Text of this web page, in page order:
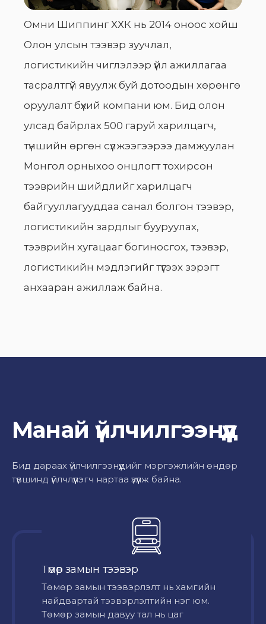
Омни Шиппинг ХХК нь 2014 оноос хойш
Олон улсын тээвэр зуучлал,
логистикийн чиглэлээр үйл ажиллагаа
тасралтгүй явуулж буй дотоодын хөрөнгө
оруулалт бүхий компани юм. Бид олон
улсад байрлах 500 гаруй харилцагч,
түншийн өргөн сүлжээгээрээ дамжуулан
Монгол орныхоо онцлогт тохирсон
тээврийн шийдлийг харилцагч
байгууллагууддаа санал болгон тээвэр,
логистикийн зардлыг бууруулах,
тээврийн хугацааг богиносгох, тээвэр,
логистикийн мэдлэгийг түгээх зэрэгт
анхааран ажиллаж байна.
Манай үйлчилгээнүүд
Бид дараах үйлчилгээнүүдийг мэргэжлийн өндөр
түвшинд үйлчлүүлэгч нартаа үзүүлж байна.
Төмөр замын тээвэр
Төмөр замын тээвэрлэлт нь хамгийн
найдвартай тээвэрлэлтийн нэг юм.
Төмөр замын давуу тал нь цаг